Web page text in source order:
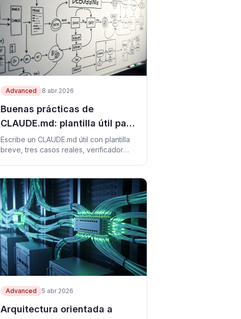
Advanced 8 abr 2026
Buenas prácticas de
CLAUDE.md: plantilla útil para
Claude Code
Escribe un CLAUDE.md útil con plantilla
breve, tres casos reales, verificador
Advanced 5 abr 2026
Arquitectura orientada a